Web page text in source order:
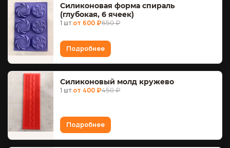
Силиконовая форма спираль
(глубокая, 6 ячеек)
1 шт.от 600 ₽650 ₽
Подробнее
Силиконовый молд кружево
1 шт.от 400 ₽450 ₽
Подробнее